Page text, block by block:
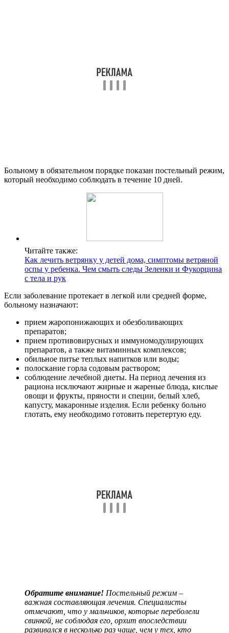
Больному в обязательном порядке показан постельный режим,
который необходимо соблюдать в течение 10 дней.
Читайте также:
Как лечить ветрянку у детей дома, симптомы ветряной
оспы у ребенка. Чем смыть следы Зеленки и Фукорцина
с тела и рук
Если заболевание протекает в легкой или средней форме,
больному назначают:
прием жаропонижающих и обезболивающих
препаратов;
прием противовирусных и иммуномодулирующих
препаратов, а также витаминных комплексов;
обильное питье теплых напитков или воды;
полоскание горла содовым раствором;
соблюдение лечебной диеты. На период лечения из
рациона исключают жирные и жареные блюда, кислые
овощи и фрукты, пряности и специи, белый хлеб,
капусту, макаронные изделия. Если ребенку больно
глотать, ему необходимо готовить перетертую еду.
Обратите внимание! Постельный режим –
важная составляющая лечения. Специалисты
отмечают, что у мальчиков, которые переболели
свинкой, не соблюдая его, орхит впоследствии
развивался в несколько раз чаще, чем у тех, кто